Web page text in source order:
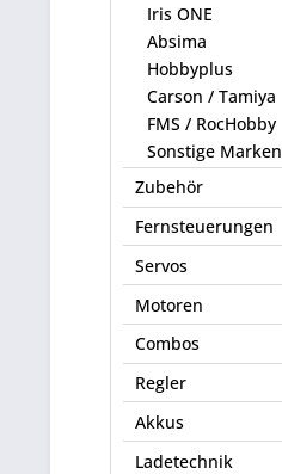
Iris ONE
Absima
Hobbyplus
Carson / Tamiya
FMS / RocHobby
Sonstige Marken
Zubehör
Fernsteuerungen
Servos
Motoren
Combos
Regler
Akkus
Ladetechnik